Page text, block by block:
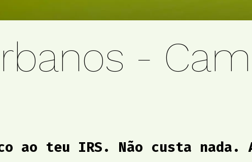
-
ao teu IRS. Não custa nada.